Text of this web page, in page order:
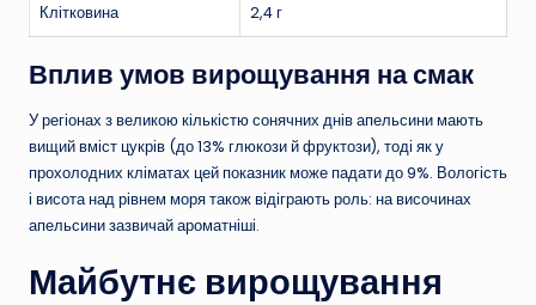
Клітковина 2,4 г
Вплив умов вирощування на смак
У регіонах з великою кількістю сонячних днів апельсини мають
вищий вміст цукрів (до 13% глюкози й фруктози), тоді як у
прохолодних кліматах цей показник може падати до 9%. Вологість
і висота над рівнем моря також відіграють роль: на височинах
апельсини зазвичай ароматніші.
Майбутнє вирощування